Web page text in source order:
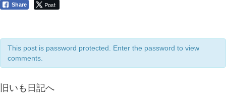
Share Post
This post is password protected. Enter the password to view
comments.
旧いも日記へ